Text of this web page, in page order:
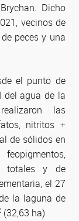
Dicho
vecinos de
peces y una
el punto de
agua de la
las
nitritos +
de sólidos en
feopigmentos,
totales y de
el 27
la laguna de
(32,63 ha).